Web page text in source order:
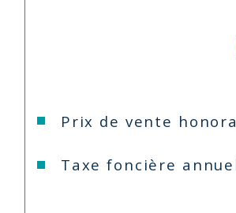
Prix de vente
Taxe foncière